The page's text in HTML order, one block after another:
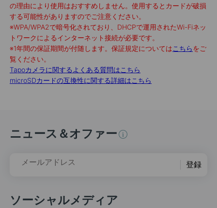
の理由により使用はおすすめしません。使用するとカードが破損
する可能性がありますのでご注意ください。
※WPA/WPA2で暗号化されており、DHCPで運用されたWi-Fiネッ
トワークによるインターネット接続が必要です。
※1年間の保証期間が付随します。保証規定についてはこちらをご
覧ください。
Tapoカメラに関するよくある質問はこちら
microSDカードの互換性に関する詳細はこちら
ニュース＆オファー
メールアドレス 登録
ソーシャルメディア